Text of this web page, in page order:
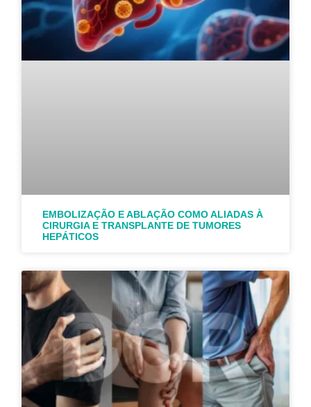
EMBOLIZAÇÃO E ABLAÇÃO COMO ALIADAS À
CIRURGIA E TRANSPLANTE DE TUMORES
HEPÁTICOS